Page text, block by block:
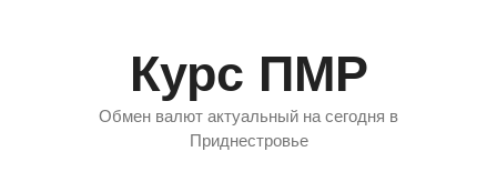
Курс ПМР
Обмен валют актуальный на сегодня в
Приднестровье